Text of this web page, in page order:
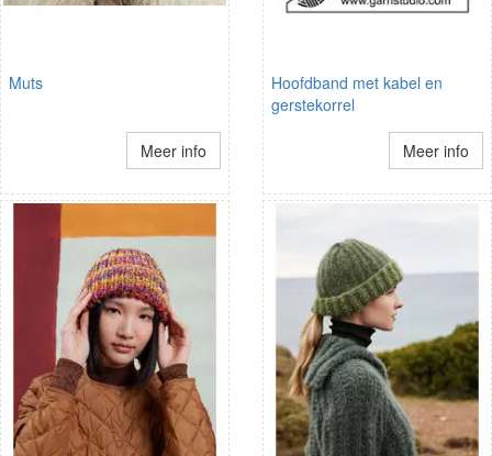
Muts
Meer info
Hoofdband met kabel en
gerstekorrel
Meer info